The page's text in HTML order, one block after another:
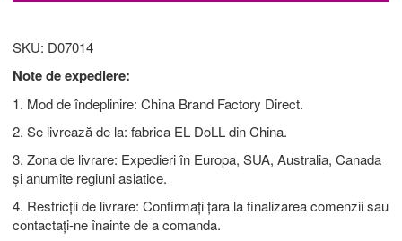
SKU: D07014
Note de expediere:
1. Mod de îndeplinire: China Brand Factory Direct.
2. Se livrează de la: fabrica EL DoLL din China.
3. Zona de livrare: Expedieri în Europa, SUA, Australia, Canada
și anumite regiuni asiatice.
4. Restricții de livrare: Confirmați țara la finalizarea comenzii sau
contactați-ne înainte de a comanda.